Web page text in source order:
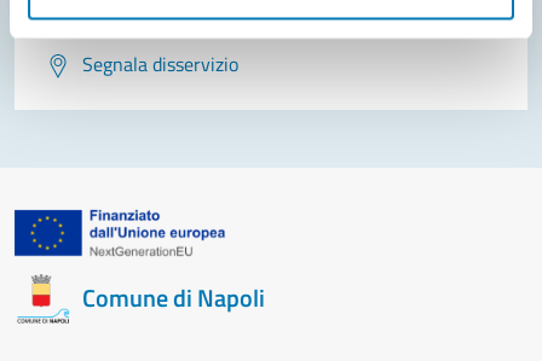
Problemi in città
Segnala disservizio
Comune di Napoli